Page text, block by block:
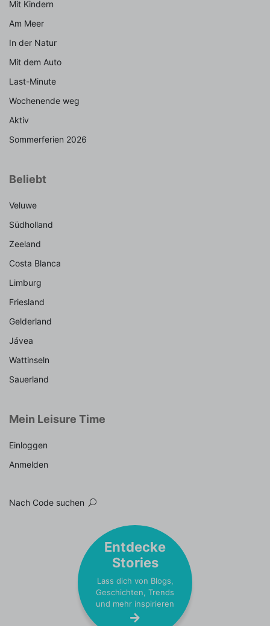
Mit Kindern
Am Meer
In der Natur
Mit dem Auto
Last-Minute
Wochenende weg
Aktiv
Sommerferien 2026
Beliebt
Veluwe
Südholland
Zeeland
Costa Blanca
Limburg
Friesland
Gelderland
Jávea
Wattinseln
Sauerland
Mein Leisure Time
Einloggen
Anmelden
Nach Code suchen
Entdecke
Stories
Lass dich von Blogs,
Geschichten, Trends
und mehr inspirieren